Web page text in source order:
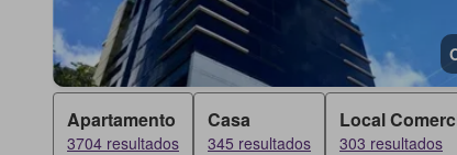
Apartamento
3704 resultados
Casa
345 resultados
Local
303 resultados